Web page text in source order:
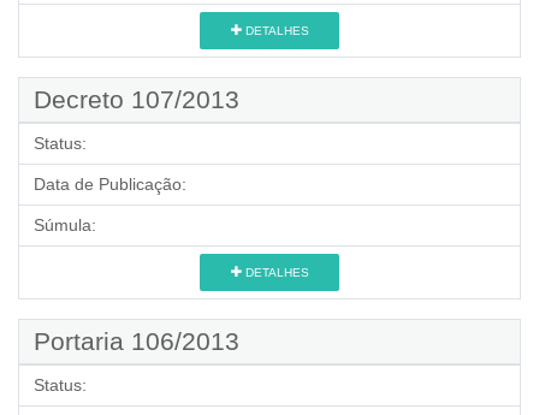
DETALHES
Decreto 107/2013
Status:
Data de Publicação:
Súmula:
DETALHES
Portaria 106/2013
Status: